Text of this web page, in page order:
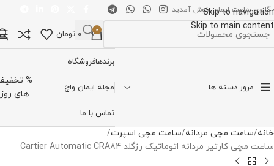
Skip to navigation
Skip to main content
گالری ساعت ایمان خوش آمدید
0
0 تومان
مرور دسته ها
برندهافروشگاه
مجله ایمان واچ
تماس با ما
%
های روز
خانه ساعت مچی مردانه ساعت مچی اسپرت
ساعت مچی کارتیر مردانه اتوماتیک رزگلد Cartier Automatic CRA84